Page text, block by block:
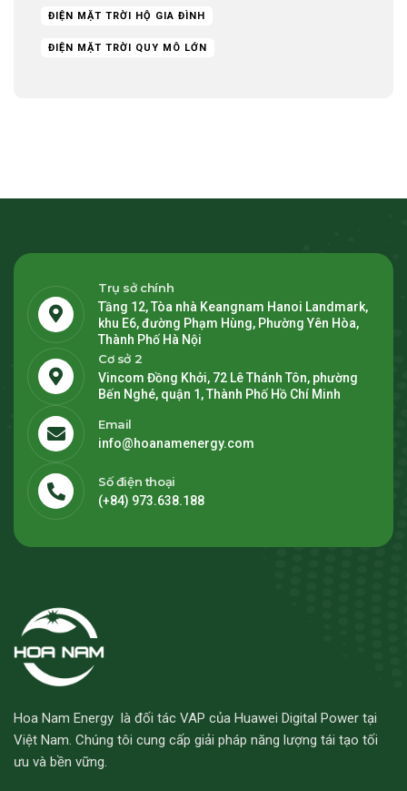
ĐIỆN MẶT TRỜI HỘ GIA ĐÌNH
ĐIỆN MẶT TRỜI QUY MÔ LỚN
Trụ sở chính
Tầng 12, Tòa nhà Keangnam Hanoi Landmark,
khu E6, đường Phạm Hùng, Phường Yên Hòa,
Thành Phố Hà Nội
Cơ sở 2
Vincom Đồng Khởi, 72 Lê Thánh Tôn, phường
Bến Nghé, quận 1, Thành Phố Hồ Chí Minh
Email
info@hoanamenergy.com
Số điện thoại
(+84) 973.638.188
Hoa Nam Energy là đối tác VAP của Huawei Digital Power tại
Việt Nam. Chúng tôi cung cấp giải pháp năng lượng tái tạo tối
ưu và bền vững.